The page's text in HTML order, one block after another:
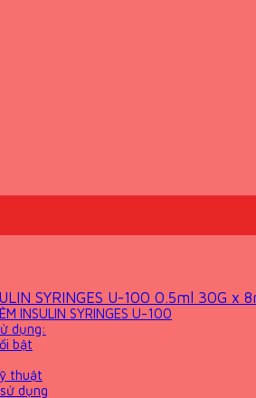
SYRINGES U-100 0.5ml 30G x
INSULIN SYRINGES U-100
dụng:
bật
thuật
dụng